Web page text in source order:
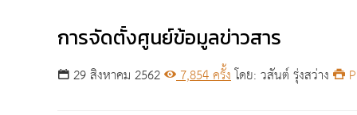
การจัดตั้งศูนย์ข้อมูลข่าวสาร
29 สิงหาคม 2562 7,854 ครั้งโดย: วสันต์ รุ่งสว่าง